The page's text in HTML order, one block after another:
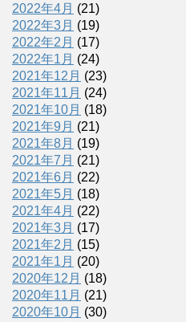
2022年4月 (21)
2022年3月 (19)
2022年2月 (17)
2022年1月 (24)
2021年12月 (23)
2021年11月 (24)
2021年10月 (18)
2021年9月 (21)
2021年8月 (19)
2021年7月 (21)
2021年6月 (22)
2021年5月 (18)
2021年4月 (22)
2021年3月 (17)
2021年2月 (15)
2021年1月 (20)
2020年12月 (18)
2020年11月 (21)
2020年10月 (30)